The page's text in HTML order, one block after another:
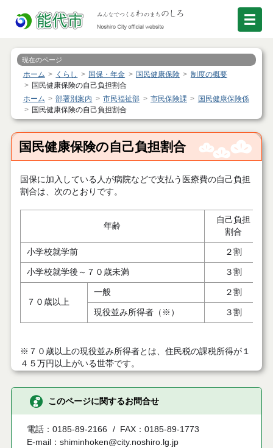
現在のページ
ホーム くらし 国保・年金 国民健康保険
制度の概要
国民健康保険の自己負担割合
ホーム
部署別案内 市民福祉部 市民保険課
国民健康保険係
国民健康保険の自己負担割合
国民健康保険の自己負担割合
国保に加入している人が病院などで支払う医療費の自己負担
割合は、次のとおりです。
年齢
自己負担
割合
小学校就学前 ２割
小学校就学後～７０歳未満 ３割
７０歳以上
一般 ２割
現役並み所得者（※） ３割
※７０歳以上の現役並み所得者とは、住民税の課税所得が１
４５万円以上がいる世帯です。
このページに関するお問合せ
電話：0185-89-2166
FAX：0185-89-1773
E-mail：shiminhoken@city.noshiro.lg.jp